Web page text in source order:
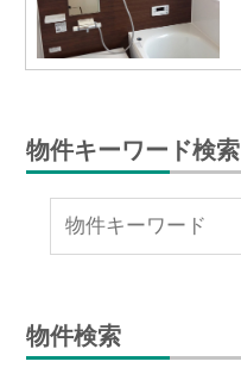
物件キーワード検索
物件検索